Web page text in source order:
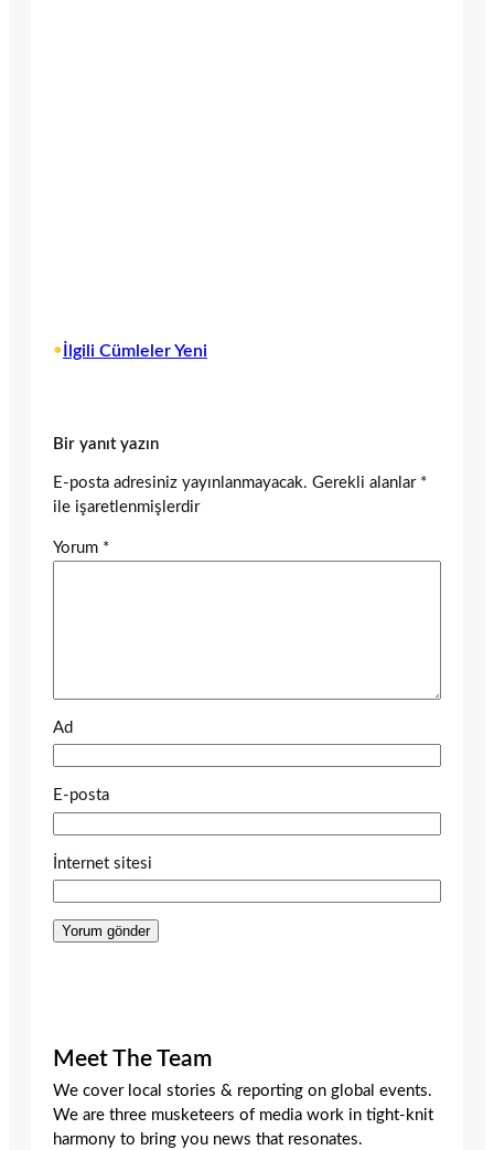
• İlgili Cümleler Yeni
Bir yanıt yazın
E-posta adresiniz yayınlanmayacak. Gerekli alanlar *
ile işaretlenmişlerdir
Yorum *
Ad
E-posta
İnternet sitesi
Meet The Team
We cover local stories & reporting on global events.
We are three musketeers of media work in tight-knit
harmony to bring you news that resonates.